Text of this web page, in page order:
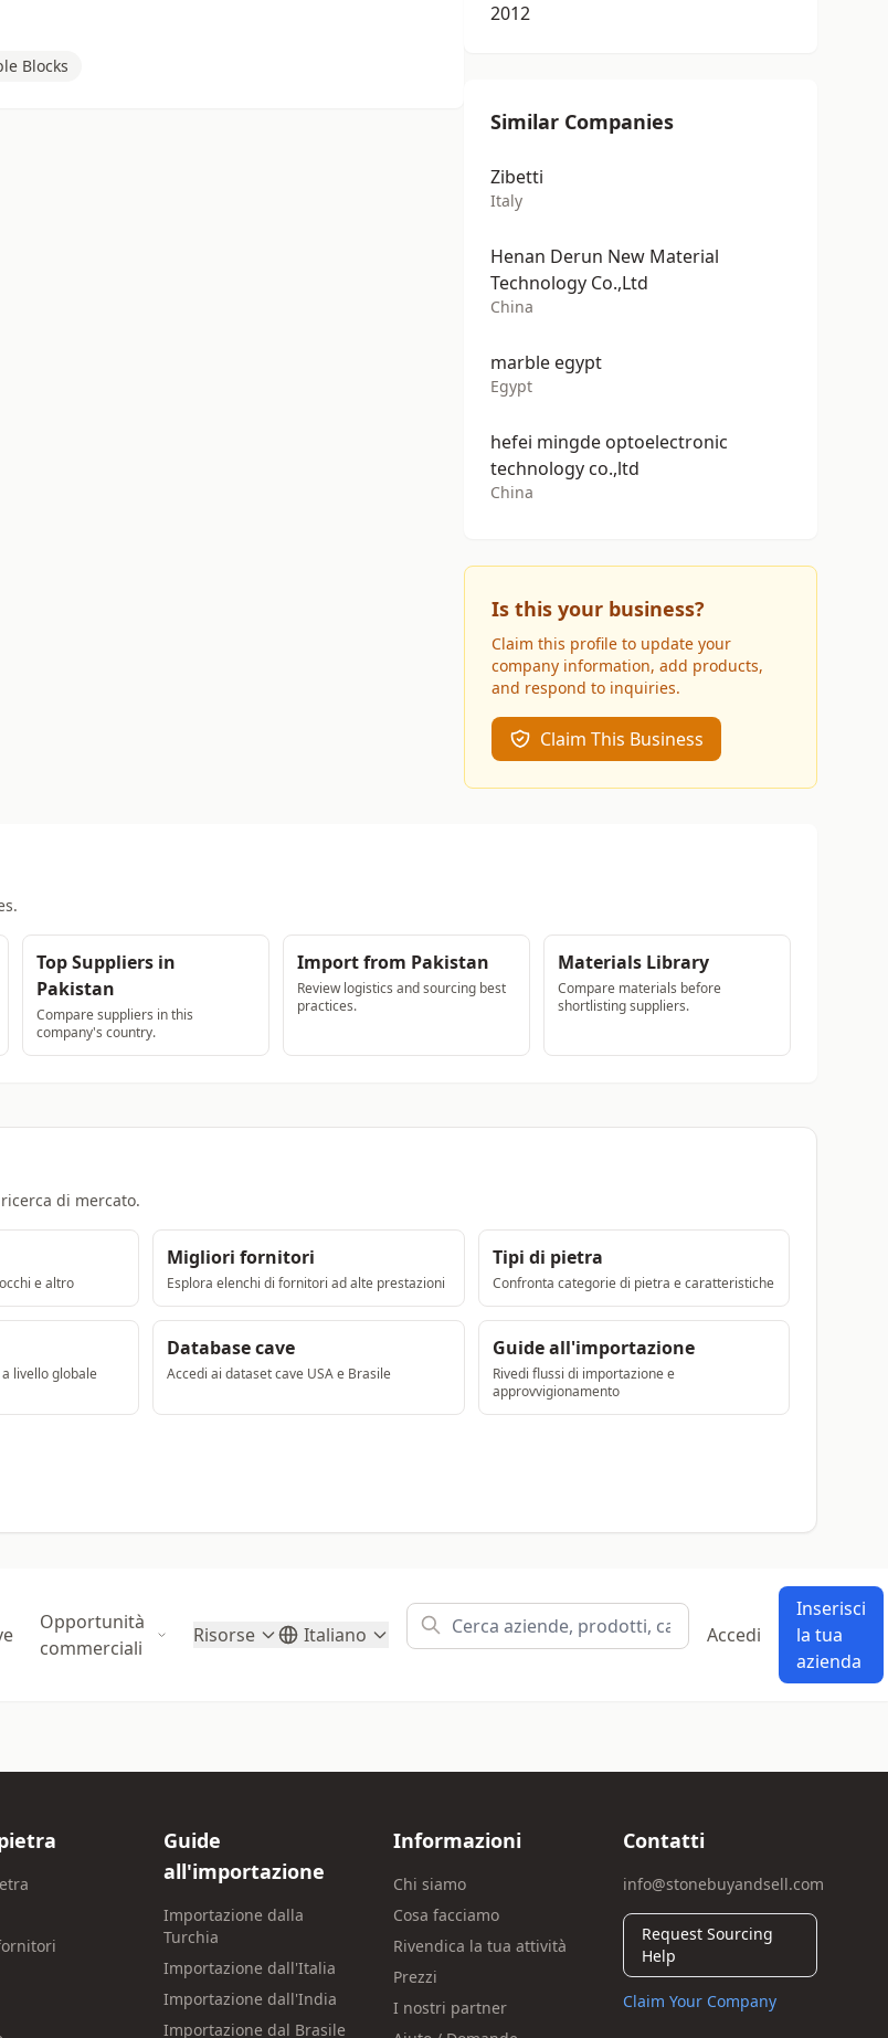
Blocks
2012
Similar Companies
Zibetti
Italy
Henan Derun New Material
Technology Co.,Ltd
China
marble egypt
Egypt
hefei mingde optoelectronic
technology co.,ltd
China
Is this your business?
Claim this profile to update your
company information, add products,
and respond to inquiries.
Claim This Business
Top Suppliers in
Pakistan
Compare suppliers in this
company's country.
Import from Pakistan
Review logistics and sourcing best
practices.
Materials Library
Compare materials before
shortlisting suppliers.
di mercato.
e altro
Migliori fornitori
Esplora elenchi di fornitori ad alte prestazioni
Tipi di pietra
Confronta categorie di pietra e caratteristiche
livello globale
Database cave
Accedi ai dataset cave USA e Brasile
Guide all'importazione
Rivedi flussi di importazione e
approvvigionamento
Opportunità
commerciali
Risorse Italiano Accedi
Inserisci
la tua
azienda
Guide
all'importazione
Importazione dalla
Turchia
Importazione dall'Italia
Importazione dall'India
Importazione dal Brasile
Informazioni
Chi siamo
Cosa facciamo
Rivendica la tua attività
Prezzi
I nostri partner
Contatti
info@stonebuyandsell.com
Request Sourcing
Help
Claim Your Company